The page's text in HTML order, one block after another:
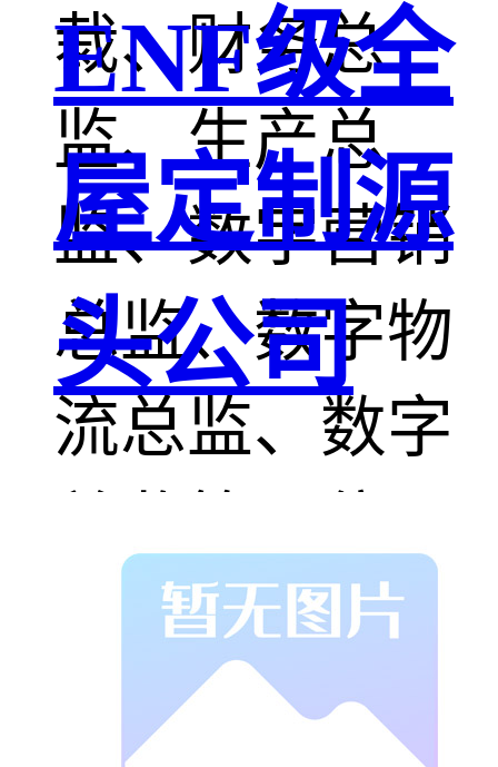
裁、财务总
监、生产总
监、数字营销
总监、数字物
流总监、数字
在模拟6-8个会
计年度经营中
ENF级全
屋定制源
头公司